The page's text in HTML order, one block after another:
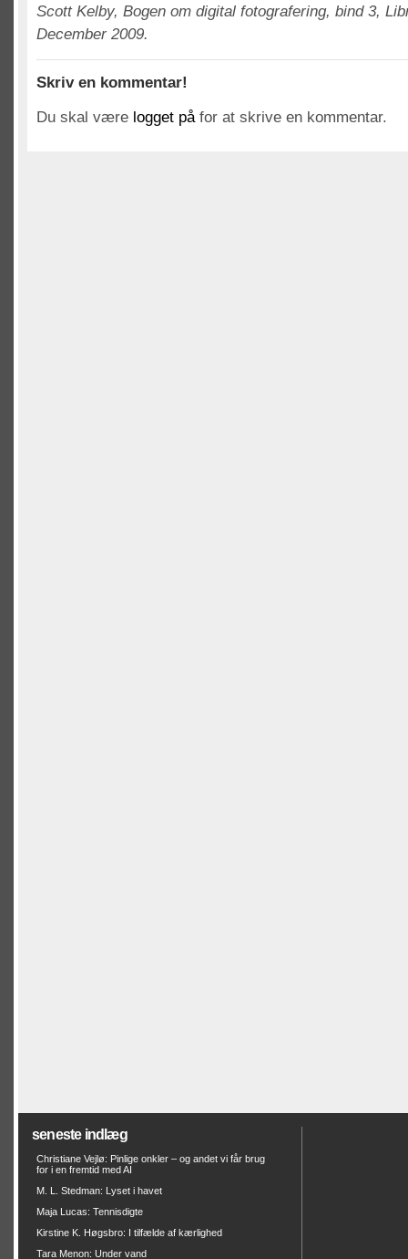
Scott Kelby, Bogen om digital fotografering, bind 3,
December 2009.
Skriv en kommentar!
Du skal være logget påfor at skrive en kommentar.
seneste indlæg
Christiane Vejlø: Pinlige onkler – og andet vi får brug
for i en fremtid med AI
M. L. Stedman: Lyset i havet
Maja Lucas: Tennisdigte
Kirstine K. Høgsbro: I tilfælde af kærlighed
Tara Menon: Under vand